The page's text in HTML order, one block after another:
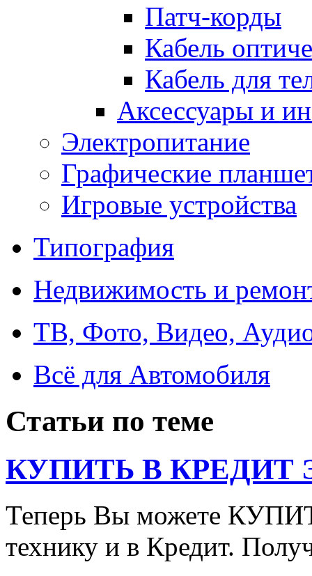
Патч-корды
Кабель
Кабель для
Аксессуары и
Электропитание
Графические
Игровые устройства
Типография
Недвижимость и
ТВ, Фото, Видео,
Всё для Автомобиля
Статьи по теме
КУПИТЬ В КРЕДИТ
Теперь Вы можете
технику и в Кредит.